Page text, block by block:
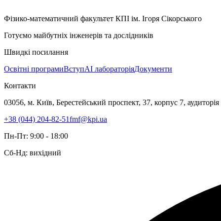
Фізико-математичний факультет КПІ ім. Ігоря Сікорського
Готуємо майбутніх інженерів та дослідників
Швидкі посилання
Освітні програмиВступAI лабораторіяДокументи
Контакти
03056, м. Київ, Берестейський проспект, 37, корпус 7, аудиторія
+38 (044) 204-82-51fmf@kpi.ua
Пн-Пт: 9:00 - 18:00
Сб-Нд: вихідний